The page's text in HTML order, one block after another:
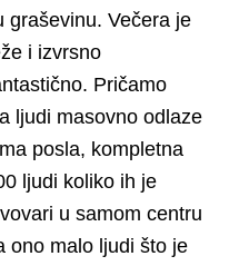
graševinu. Večera je
i izvrsno
Pričamo
ljudi masovno odlaze
posla, kompletna
ljudi koliko ih je
u samom centru
ono malo ljudi što je